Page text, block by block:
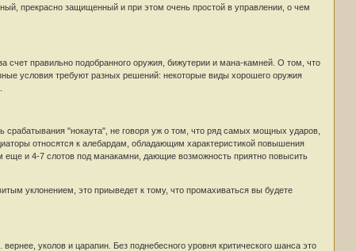
прекрасно защищенный и при этом очень простой в управлении, о чем
счет правильно подобранного оружия, бижутерии и мана-камней. О том, что
условия требуют разных решений: некоторые виды хорошего оружия
"нокаута", не говоря уж о том, что ряд самых мощных ударов,
относятся к алебардам, обладающим характеристикой повышения
и 4-7 слотов под манакамни, дающие возможность приятно повысить
уклонением, это приыведет к тому, что промахиваться вы будете
уколов и царапин. Без поднебесного уровня критического шанса это